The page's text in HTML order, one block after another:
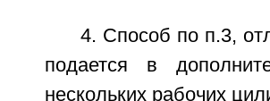
4. Способ по п.3,
подается в
нескольких рабочих